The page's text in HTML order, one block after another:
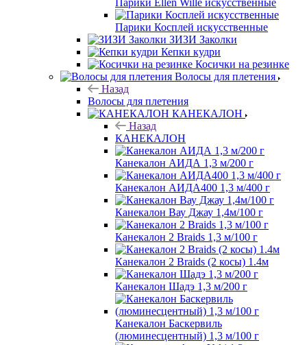
Парики Ellen Wille искусственные
Парики Косплей искусственные
ЗИЗИ Заколки
Кепки кудри
Косички на резинке
Волосы для плетения
Назад
Волосы для плетения
КАНЕКАЛОН
Назад
КАНЕКАЛОН
Канекалон АИДА 1,3 м/200 г
Канекалон АИДА400 1,3 м/400 г
Канекалон Вау Джау 1,4м/100 г
Канекалон 2 Braids 1,3 м/100 г
Канекалон 2 Braids (2 косы) 1.4м
Канекалон Шадэ 1,3 м/200 г
Канекалон Баскервиль
(люминесцентный) 1,3 м/100 г